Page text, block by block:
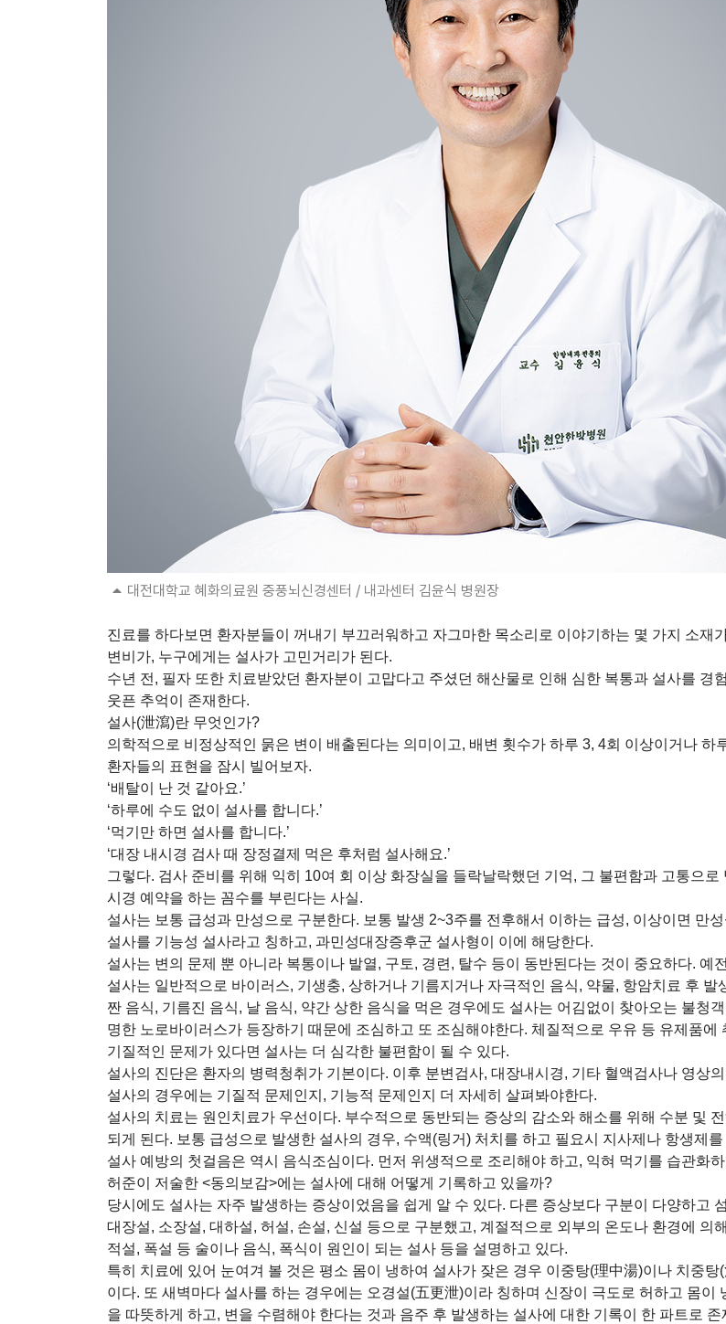
대전대학교 혜화의료원 중풍뇌신경센터 / 내과센터 김윤식 병원장
진료를 하다보면 환자분들이 꺼내기 부끄러워하고 자그마한 목소리로 이야기하는 몇 가지 소재
변비가, 누구에게는 설사가 고민거리가 된다.
수년 전, 필자 또한 치료받았던 환자분이 고맙다고 주셨던 해산물로 인해 심한 복통과 설사를 경
웃픈 추억이 존재한다.
설사(泄瀉)란 무엇인가?
의학적으로 비정상적인 묽은 변이 배출된다는 의미이고, 배변 횟수가 하루 3, 4회 이상이거나
환자들의 표현을 잠시 빌어보자.
‘배탈이 난 것 같아요.’
‘하루에 수도 없이 설사를 합니다.’
‘먹기만 하면 설사를 합니다.’
‘대장 내시경 검사 때 장정결제 먹은 후처럼 설사해요.’
그렇다. 검사 준비를 위해 익히 10여 회 이상 화장실을 들락날락했던 기억, 그 불편함과 고통으
시경 예약을 하는 꼼수를 부린다는 사실.
설사는 보통 급성과 만성으로 구분한다. 보통 발생 2~3주를 전후해서 이하는 급성, 이상이면 만
설사를 기능성 설사라고 칭하고, 과민성대장증후군 설사형이 이에 해당한다.
설사는 변의 문제 뿐 아니라 복통이나 발열, 구토, 경련, 탈수 등이 동반된다는 것이 중요하다. 예
설사는 일반적으로 바이러스, 기생충, 상하거나 기름지거나 자극적인 음식, 약물, 항암치료 후
짠 음식, 기름진 음식, 날 음식, 약간 상한 음식을 먹은 경우에도 설사는 어김없이 찾아오는 불청
명한 노로바이러스가 등장하기 때문에 조심하고 또 조심해야한다. 체질적으로 우유 등 유제품
기질적인 문제가 있다면 설사는 더 심각한 불편함이 될 수 있다.
설사의 진단은 환자의 병력청취가 기본이다. 이후 분변검사, 대장내시경, 기타 혈액검사나 영상
설사의 경우에는 기질적 문제인지, 기능적 문제인지 더 자세히 살펴봐야한다.
설사의 치료는 원인치료가 우선이다. 부수적으로 동반되는 증상의 감소와 해소를 위해 수분 및
되게 된다. 보통 급성으로 발생한 설사의 경우, 수액(링거) 처치를 하고 필요시 지사제나 항생제
설사 예방의 첫걸음은 역시 음식조심이다. 먼저 위생적으로 조리해야 하고, 익혀 먹기를 습관화
허준이 저술한 <동의보감>에는 설사에 대해 어떻게 기록하고 있을까?
당시에도 설사는 자주 발생하는 증상이었음을 쉽게 알 수 있다. 다른 증상보다 구분이 다양하고
대장설, 소장설, 대하설, 허설, 손설, 신설 등으로 구분했고, 계절적으로 외부의 온도나 환경에 의
적설, 폭설 등 술이나 음식, 폭식이 원인이 되는 설사 등을 설명하고 있다.
특히 치료에 있어 눈여겨 볼 것은 평소 몸이 냉하여 설사가 잦은 경우 이중탕(理中湯)이나 치중
이다. 또 새벽마다 설사를 하는 경우에는 오경설(五更泄)이라 칭하며 신장이 극도로 허하고 몸
을 따뜻하게 하고, 변을 수렴해야 한다는 것과 음주 후 발생하는 설사에 대한 기록이 한 파트로